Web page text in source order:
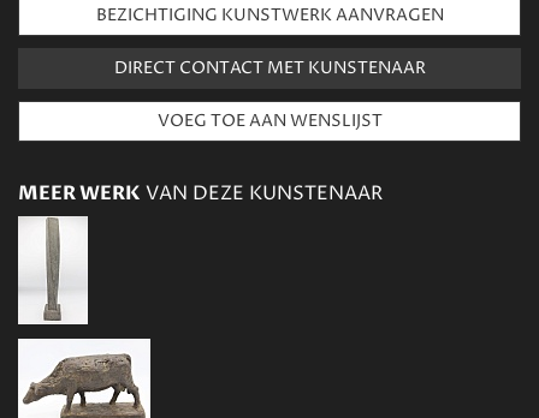
BEZICHTIGING KUNSTWERK AANVRAGEN
DIRECT CONTACT MET KUNSTENAAR
MEER WERK VAN DEZE KUNSTENAAR